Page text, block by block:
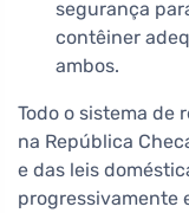
segurança
contêiner
ambos.
Todo o sistema de
na República
e das leis
progressivamente